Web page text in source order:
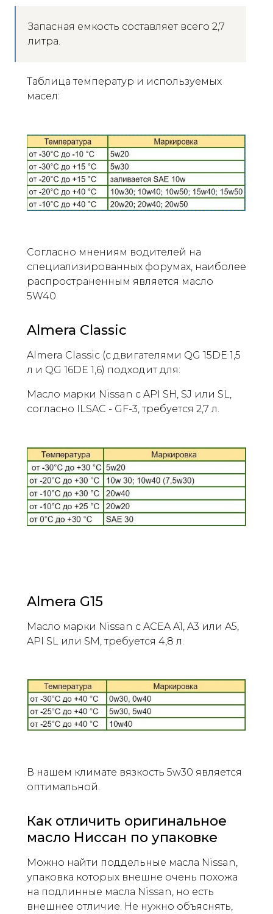
Запасная емкость составляет всего 2,7
литра.
Таблица температур и используемых
масел:
Согласно мнениям водителей на
специализированных форумах, наиболее
распространенным является масло
5W40.
Almera Classic
Almera Classic (с двигателями QG 15DE 1,5
л и QG 16DE 1,6) подходит для:
Масло марки Nissan с API SH, SJ или SL,
согласно ILSAC - GF-3, требуется 2,7 л.
Almera G15
Масло марки Nissan с ACEA A1, A3 или A5,
API SL или SM, требуется 4,8 л.
В нашем климате вязкость 5w30 является
оптимальной.
Как отличить оригинальное
масло Ниссан по упаковке
Можно найти поддельные масла Nissan,
упаковка которых внешне очень похожа
на подлинные масла Nissan, но есть
внешнее отличие. Не нужно объяснять,